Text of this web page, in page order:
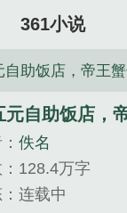
361小说
自助饭店，帝王
元自助饭店，
佚名
128.4万字
连载中